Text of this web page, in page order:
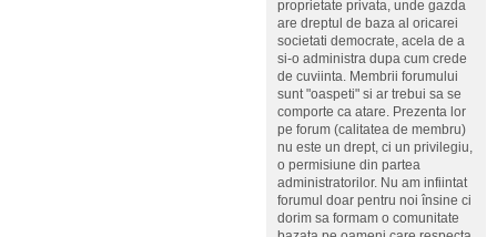
proprietate privata, unde gazda
are dreptul de baza al oricarei
societati democrate, acela de a
si-o administra dupa cum crede
de cuviinta. Membrii forumului
sunt "oaspeti" si ar trebui sa se
comporte ca atare. Prezenta lor
pe forum (calitatea de membru)
nu este un drept, ci un privilegiu,
o permisiune din partea
administratorilor. Nu am infiintat
forumul doar pentru noi însine ci
dorim sa formam o comunitate